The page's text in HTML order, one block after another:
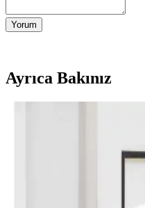
Yorum
Ayrıca Bakınız
Perde ve nevresim uyumu,
uyumlu renk ve desen önerileri